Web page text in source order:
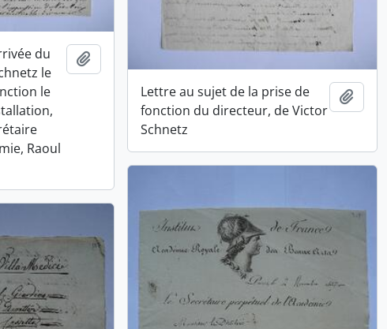
du
le
le
Raoul
Ajouter au presse-papier
Lettre au sujet de la prise de
fonction du directeur, de Victor
Schnetz